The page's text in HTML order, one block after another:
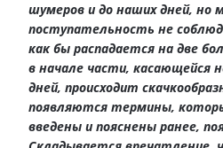
шумеров и до наших дней, но
поступательность не
как бы распадается на две
в начале части, касающейся
дней, происходит
появляются термины,
введены и пояснены ранее,